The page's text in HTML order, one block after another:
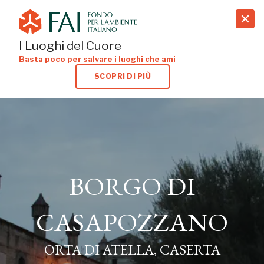
search
I Luoghi del Cuore
Basta poco per salvare i luoghi che ami
SCOPRI DI PIÙ
BORGO DI
CASAPOZZANO
ORTA DI ATELLA, CASERTA
CASAPOZZANO
ORTA DI ATELLA, CASERTA